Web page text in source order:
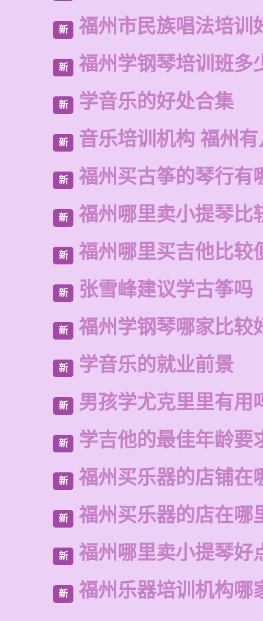
新 福州市民族唱法培训
新 福州学钢琴培训班多
新 学音乐的好处合集
新 音乐培训机构 福州
新 福州买古筝的琴行有
新 福州哪里卖小提琴比
新 福州哪里买吉他比较
新 张雪峰建议学古筝吗
新 福州学钢琴哪家比较
新 学音乐的就业前景
新 男孩学尤克里里有用
新 学吉他的最佳年龄要
新 福州买乐器的店铺在
新 福州买乐器的店在哪
新 福州哪里卖小提琴好
新 福州乐器培训机构哪